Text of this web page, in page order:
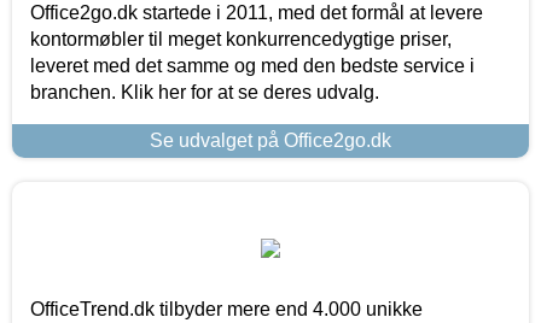
Office2go.dk startede i 2011, med det formål at levere
kontormøbler til meget konkurrencedygtige priser,
leveret med det samme og med den bedste service i
branchen. Klik her for at se deres udvalg.
Se udvalget på Office2go.dk
OfficeTrend.dk tilbyder mere end 4.000 unikke